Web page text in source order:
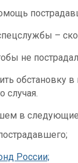
–
не
обстановку
случая.
в следующие
России;